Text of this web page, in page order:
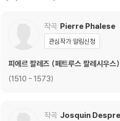
작곡 Pierre Phalese
관심작가 알림신청
피에르 팔레즈 (페트루스 팔레시우스)
(1510 - 1573)
작곡 Josquin